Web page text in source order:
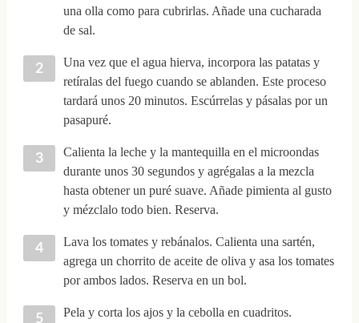
una olla como para cubrirlas. Añade una cucharada
de sal.
Una vez que el agua hierva, incorpora las patatas y
retíralas del fuego cuando se ablanden. Este proceso
tardará unos 20 minutos. Escúrrelas y pásalas por un
pasapuré.
Calienta la leche y la mantequilla en el microondas
durante unos 30 segundos y agrégalas a la mezcla
hasta obtener un puré suave. Añade pimienta al gusto
y mézclalo todo bien. Reserva.
Lava los tomates y rebánalos. Calienta una sartén,
agrega un chorrito de aceite de oliva y asa los tomates
por ambos lados. Reserva en un bol.
Pela y corta los ajos y la cebolla en cuadritos.